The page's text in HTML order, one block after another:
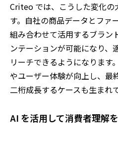
Criteo では、こうした変化
す。自社の商品データとファ
組み合わせて活用するブラン
ンテーションが可能になり、
リーチできるようになります
やユーザー体験が向上し、最
二桁成長するケースも生まれ
AI を活用して消費者理解